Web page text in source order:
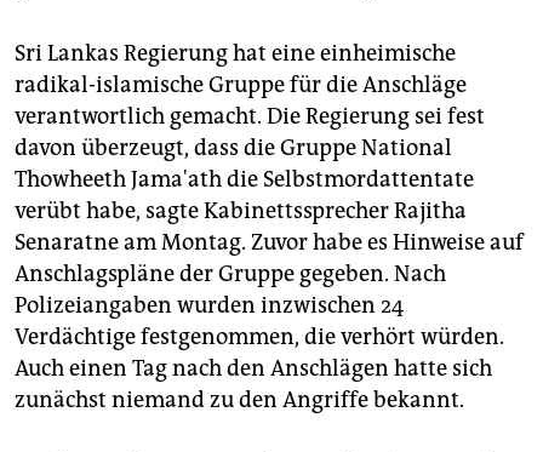
Sri Lankas Regierung hat eine einheimische
radikal-islamische Gruppe für die Anschläge
verantwortlich gemacht. Die Regierung sei fest
davon überzeugt, dass die Gruppe National
Thowheeth Jama'ath die Selbstmordattentate
verübt habe, sagte Kabinettssprecher Rajitha
Senaratne am Montag. Zuvor habe es Hinweise auf
Anschlagspläne der Gruppe gegeben. Nach
Polizeiangaben wurden inzwischen 24
Verdächtige festgenommen, die verhört würden.
Auch einen Tag nach den Anschlägen hatte sich
zunächst niemand zu den Angriffe bekannt.